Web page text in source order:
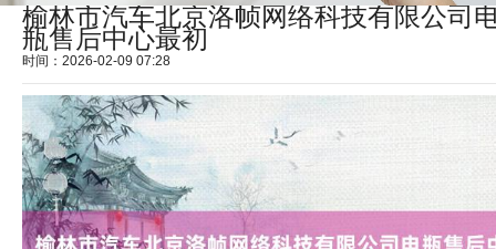
榆林市汽车北京洛帧网络科技有限公司
瓶售后中心最初
时间：2026-02-09 07:28